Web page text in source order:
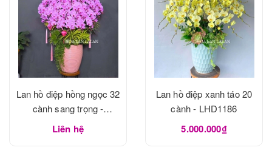
Lan hồ điệp hồng ngọc 32
cành sang trọng -
LHD1188
Liên hệ
Lan hồ điệp xanh táo 20
cành - LHD1186
5.000.000₫